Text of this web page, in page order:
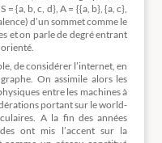
= {a, b, c, d}, A = {{a, b}, {a, c},
d’un sommet comme le
et on parle de degré entrant
de considérer l’internet, en
On assimile alors les
entre les machines à
portant sur le world-
A la fin des années
ont mis l’accent sur la